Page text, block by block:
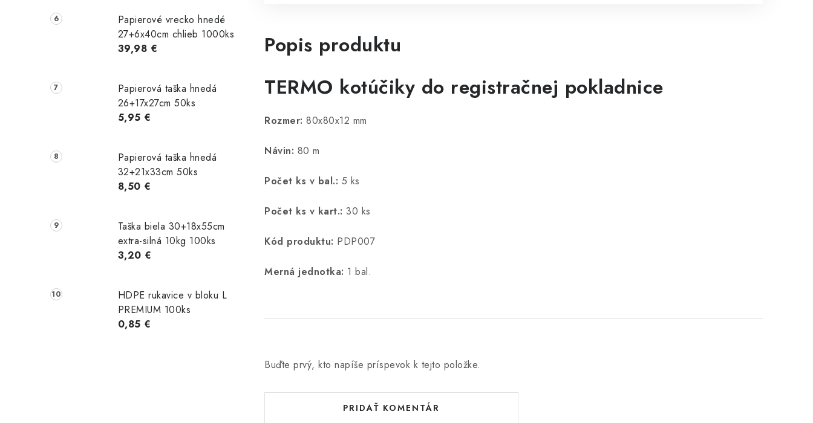
Papierové vrecko hnedé
27+6x40cm chlieb 1000ks
39,98 €
Papierová taška hnedá
26+17x27cm 50ks
5,95 €
Papierová taška hnedá
32+21x33cm 50ks
8,50 €
Taška biela 30+18x55cm
extra-silná 10kg 100ks
3,20 €
HDPE rukavice v bloku L
PREMIUM 100ks
0,85 €
Popis produktu
TERMO kotúčiky do registračnej pokladnice
Rozmer: 80x80x12 mm
Návin: 80 m
Počet ks v bal.: 5 ks
Počet ks v kart.: 30 ks
Kód produktu: PDP007
Merná jednotka: 1 bal.
Buďte prvý, kto napíše príspevok k tejto položke.
PRIDAŤ KOMENTÁR